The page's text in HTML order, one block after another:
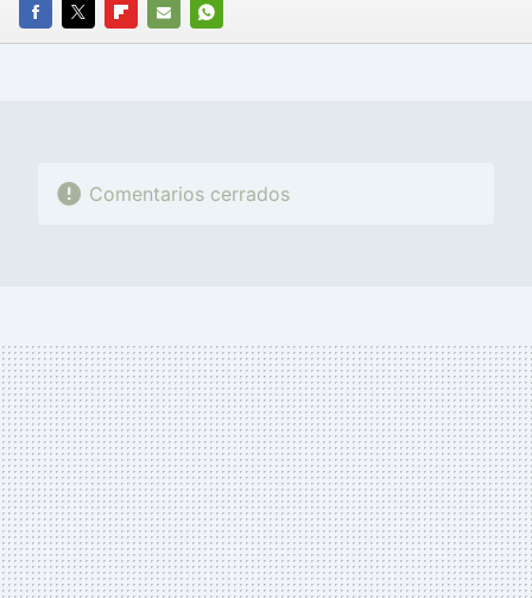
FACEBOOK
TWITTERFLIPBOARD
E-
WHATSAPP
Comentarios cerrados